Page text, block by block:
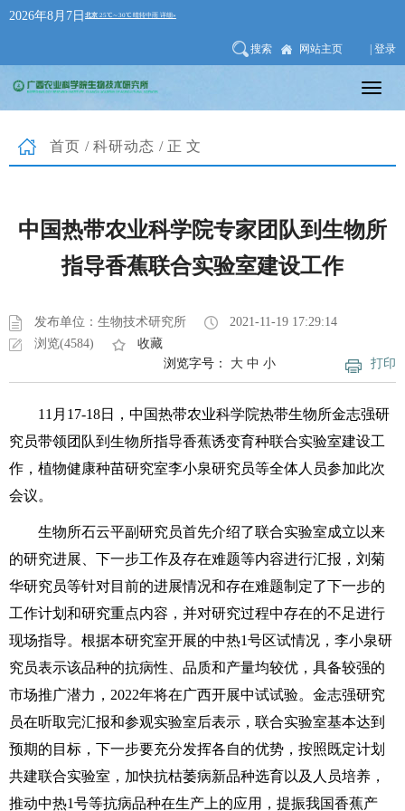
2026年8月7日
搜索 网站主页 | 登录
首页 / 科研动态 /正文
中国热带农业科学院专家团队到生物所
指导香蕉联合实验室建设工作
发布单位：生物技术研究所
2021-11-19 17:29:14
浏览(4584)
收藏
打印
浏览字号： 大 中 小
11月17-18日，中国热带农业科学院热带生物所金志强研
究员带领团队到生物所指导香蕉诱变育种联合实验室建设工
作，植物健康种苗研究室李小泉研究员等全体人员参加此次
会议。
生物所石云平副研究员首先介绍了联合实验室成立以来
的研究进展、下一步工作及存在难题等内容进行汇报，刘菊
华研究员等针对目前的进展情况和存在难题制定了下一步的
工作计划和研究重点内容，并对研究过程中存在的不足进行
现场指导。根据本研究室开展的中热1号区试情况，李小泉研
究员表示该品种的抗病性、品质和产量均较优，具备较强的
市场推广潜力，2022年将在广西开展中试试验。金志强研究
员在听取完汇报和参观实验室后表示，联合实验室基本达到
预期的目标，下一步要充分发挥各自的优势，按照既定计划
共建联合实验室，加快抗枯萎病新品种选育以及人员培养，
推动中热1号等抗病品种在生产上的应用，提振我国香蕉产